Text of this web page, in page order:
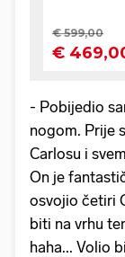
- Pobijedio
nogom. Prije
Carlosu i
On je
osvojio četiri
biti na vrhu
haha... Volio